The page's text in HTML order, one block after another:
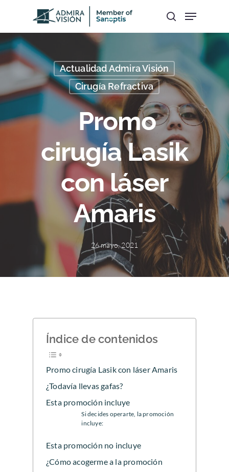
Hit enter to search or ESC to close
Actualidad Admira Visión
Cirugía Refractiva
Promo
cirugía Lasik
con láser
Amaris
26 mayo, 2021
Índice de contenidos
Promo cirugía Lasik con láser Amaris
¿Todavía llevas gafas?
Esta promoción incluye
Si decides operarte, la promoción
incluye:
Esta promoción no incluye
¿Cómo acogerme a la promoción